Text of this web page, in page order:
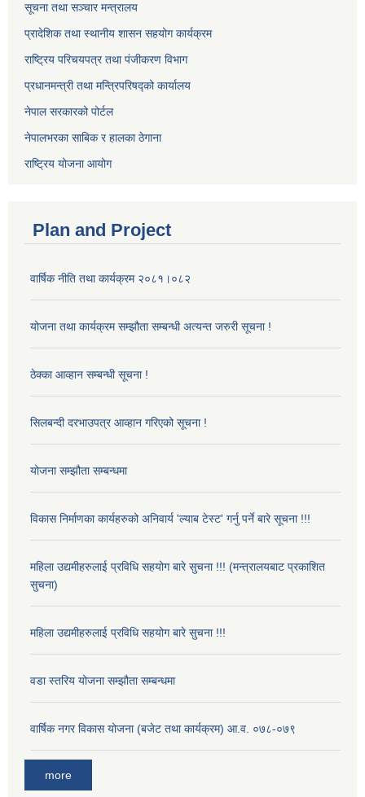
सूचना तथा सञ्चार मन्त्रालय
प्रादेशिक तथा स्थानीय शासन सहयोग कार्यक्रम
राष्ट्रिय परिचयपत्र तथा पंजीकरण विभाग
प्रधानमन्त्री तथा मन्त्रिपरिषद्को कार्यालय
नेपाल सरकारको पोर्टल
नेपालभरका साबिक र हालका ठेगाना
राष्ट्रिय योजना आयोग
Plan and Project
वार्षिक नीति तथा कार्यक्रम २०८१।०८२
योजना तथा कार्यक्रम सम्झौता सम्बन्धी अत्यन्त जरुरी सूचना !
ठेक्का आव्हान सम्बन्धी सूचना !
सिलबन्दी दरभाउपत्र आव्हान गरिएको सूचना !
योजना सम्झौता सम्बन्धमा
विकास निर्माणका कार्यहरुको अनिवार्य 'ल्याब टेस्ट' गर्नु पर्ने बारे सूचना !!!
महिला उद्यमीहरुलाई प्रविधि सहयोग बारे सुचना !!! (मन्त्रालयबाट प्रकाशित
सुचना)
महिला उद्यमीहरुलाई प्रविधि सहयोग बारे सुचना !!!
वडा स्तरिय योजना सम्झौता सम्बन्धमा
वार्षिक नगर विकास योजना (बजेट तथा कार्यक्रम) आ.व. ०७८-०७९
more